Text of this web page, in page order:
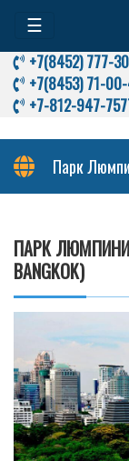
☰
+7(8452) 777-
+7(8453) 71-
+7-812-947-
Парк
ПАРК ЛЮМПИНИ
BANGKOK)